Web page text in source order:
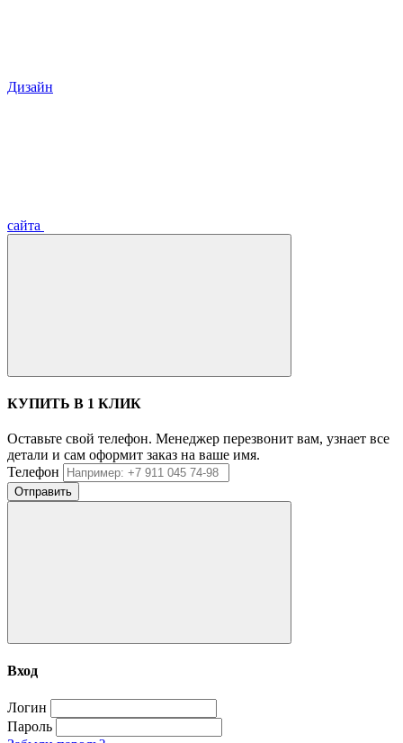
Дизайн
сайта
КУПИТЬ В 1 КЛИК
Оставьте свой телефон. Менеджер перезвонит вам, узнает все
детали и сам оформит заказ на ваше имя.
Телефон
Отправить
Вход
Логин
Пароль